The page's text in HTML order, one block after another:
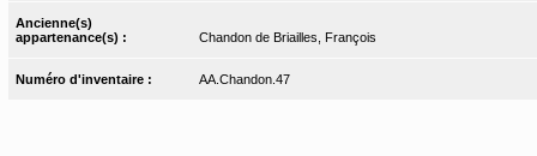
Ancienne(s)
appartenance(s) :
Chandon de Briailles, François
Numéro d'inventaire : AA.Chandon.47